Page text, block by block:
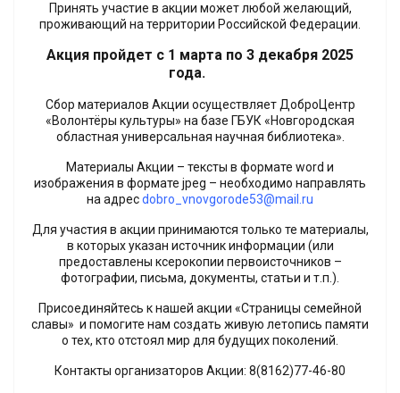
Принять участие в акции может любой желающий,
проживающий на территории Российской Федерации.
Акция пройдет с 1 марта по 3 декабря 2025
года.
Сбор материалов Акции осуществляет ДоброЦентр
«Волонтёры культуры» на базе ГБУК «Новгородская
областная универсальная научная библиотека».
Материалы Акции – тексты в формате word и
изображения в формате jpeg – необходимо направлять
на адресdobro_vnovgorode53@mail.ru
Для участия в акции принимаются только те материалы,
в которых указан источник информации (или
предоставлены ксерокопии первоисточников –
фотографии, письма, документы, статьи и т.п.).
Присоединяйтесь к нашей акции «Страницы семейной
славы» и помогите нам создать живую летопись памяти
о тех, кто отстоял мир для будущих поколений.
Контакты организаторов Акции: 8(8162)77-46-80